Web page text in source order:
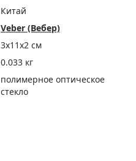
Китай
Veber (Вебер)
3x11x2 см
0.033 кг
полимерное оптическое
стекло